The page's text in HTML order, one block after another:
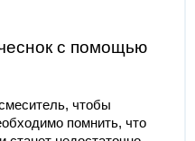
с помощью
чтобы
помнить, что